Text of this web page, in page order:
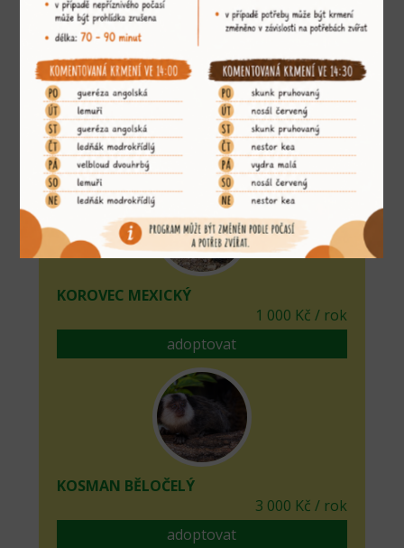
KOČKA RYBÁŘSKÁ
5 000 Kč / rok
adoptovat
KOROVEC MEXICKÝ
1 000 Kč / rok
adoptovat
KOSMAN BĚLOČELÝ
3 000 Kč / rok
adoptovat